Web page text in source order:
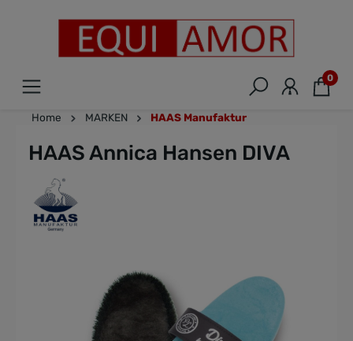
0
Home MARKEN HAAS Manufaktur
HAAS Annica Hansen DIVA